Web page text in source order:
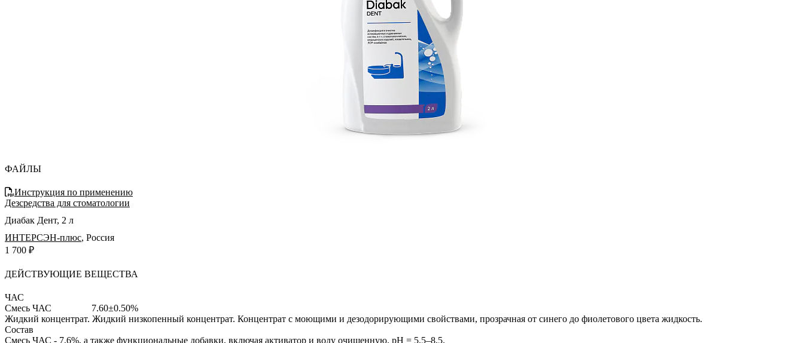
ФАЙЛЫ
Инструкция по применению
Дезсредства для стоматологии
Диабак Дент, 2 л
ИНТЕРСЭН-плюс, Россия
ДЕЙСТВУЮЩИЕ ВЕЩЕСТВА
ЧАС
Смесь ЧАС
7.60±0.50%
Жидкий концентрат. Жидкий низкопенный концентрат. Концентрат с моющими и дезодорирующими свойствами, прозрачная от синего до фиолетового цвета жидкость.
Состав
Смесь ЧАС - 7,6%, а также функциональные добавки, включая активатор и воду очищенную. pH = 5,5–8,5.
1 700 ₽